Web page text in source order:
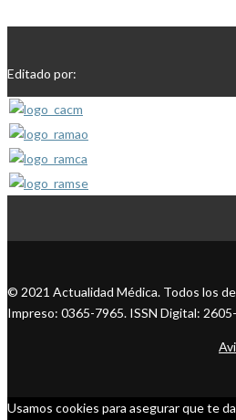
Editado por:
© 2021 Actualidad Médica. Todos los
Impreso: 0365-7965. ISSN Digital:
Usamos cookies para asegurar que te